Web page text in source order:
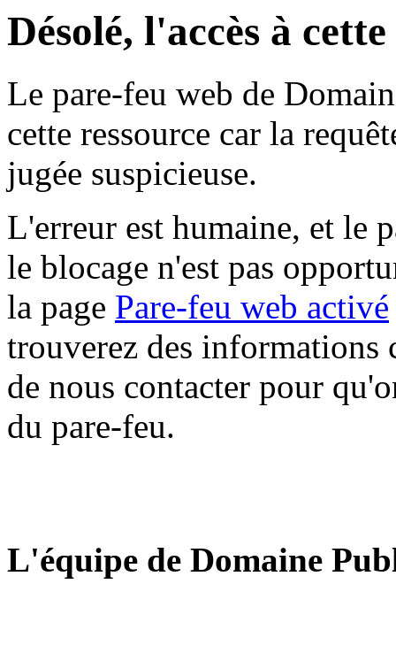
Désolé, l'accès à
Le pare-feu web de
cette ressource car la
jugée suspicieuse.
L'erreur est humaine, et le
le blocage n'est pas
la page Pare-feu web activé
trouverez des informations
de nous contacter pour
du pare-feu.
L'équipe de Domaine